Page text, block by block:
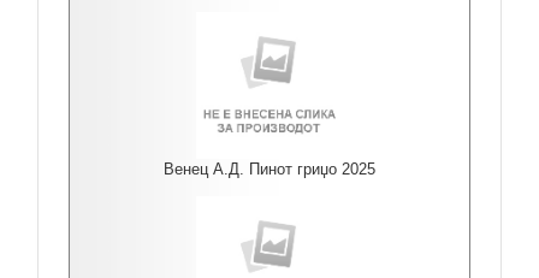
Венец А.Д. Пинот гриџо 2025